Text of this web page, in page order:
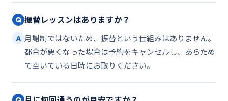
Q 振替レッスンはありますか？
A 月謝制ではないため、振替という仕組みはありません。
都合が悪くなった場合は予約をキャンセルし、あらため
て空いている日時にお取りください。